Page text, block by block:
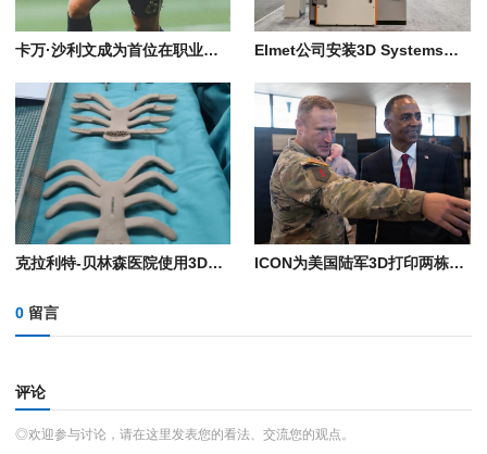
卡万·沙利文成为首位在职业比赛中穿着全3D打印战靴的足球运动员 Elmet公司安装3D Systems金属3D打印机，用于生产一体式高超音速热交换器
克拉利特-贝林森医院使用3D打印PEKK植入物为患者重建胸壁 ICON为美国陆军3D打印两栋营房
0 留言
评论
◎欢迎参与讨论，请在这里发表您的看法、交流您的观点。